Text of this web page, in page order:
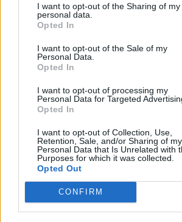
I want to opt-out of the Sharing of my
personal data.
Opted In
I want to opt-out of the Sale of my
Personal Data.
Opted In
I want to opt-out of processing my
Personal Data for Targeted
Opted In
I want to opt-out of Collection, Use,
Retention, Sale, and/or Sharing of my
Personal Data that Is Unrelated with
Purposes for which it was collected.
Opted Out
CONFIRM
Oblibené místnosti : Žádné
Sledované diskuze
Poslední 3 příspěvky na
Zobrazit celou mou zeď
Moji nejnovější